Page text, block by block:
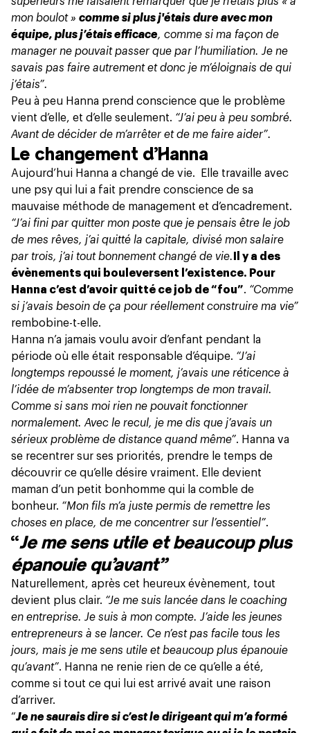
mon boulot » comme si plus j'étais dure avec mon
équipe, plus j’étais efficace, comme si ma façon de
manager ne pouvait passer que par l’humiliation. Je ne
savais pas faire autrement et donc je m’éloignais de qui
j’étais”.
Peu à peu Hanna prend conscience que le problème
vient d’elle, et d’elle seulement. “J’ai peu à peu sombré.
Avant de décider de m’arrêter et de me faire aider”.
Le changement d’Hanna
Aujourd’hui Hanna a changé de vie. Elle travaille avec
une psy qui lui a fait prendre conscience de sa
mauvaise méthode de management et d’encadrement.
“J’ai fini par quitter mon poste que je pensais être le job
de mes rêves, j’ai quitté la capitale, divisé mon salaire
par trois, j’ai tout bonnement changé de vie.
Il y a des
évènements qui bouleversent l’existence. Pour
Hanna c’est d’avoir quitté ce job de “fou”. “Comme
si j’avais besoin de ça pour réellement construire ma vie”
rembobine-t-elle.
Hanna n’a jamais voulu avoir d’enfant pendant la
période où elle était responsable d’équipe. “J’ai
longtemps repoussé le moment, j’avais une réticence à
l’idée de m’absenter trop longtemps de mon travail.
Comme si sans moi rien ne pouvait fonctionner
normalement. Avec le recul, je me dis que j’avais un
sérieux problème de distance quand même”. Hanna va
se recentrer sur ses priorités, prendre le temps de
découvrir ce qu’elle désire vraiment. Elle devient
maman d’un petit bonhomme qui la comble de
bonheur. “Mon fils m’a juste permis de remettre les
choses en place, de me concentrer sur l’essentiel”.
“Je me sens utile et beaucoup plus
épanouie qu’avant”
Naturellement, après cet heureux évènement, tout
devient plus clair. “Je me suis lancée dans le coaching
en entreprise. Je suis à mon compte. J’aide les jeunes
entrepreneurs à se lancer. Ce n’est pas facile tous les
jours, mais je me sens utile et beaucoup plus épanouie
qu’avant”. Hanna ne renie rien de ce qu’elle a été,
comme si tout ce qui lui est arrivé avait une raison
d’arriver.
“Je ne saurais dire si c’est le dirigeant qui m’a formé